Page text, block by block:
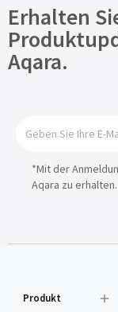
Erhalten
Aqara.
*Mit der
Aqara zu
Produkt